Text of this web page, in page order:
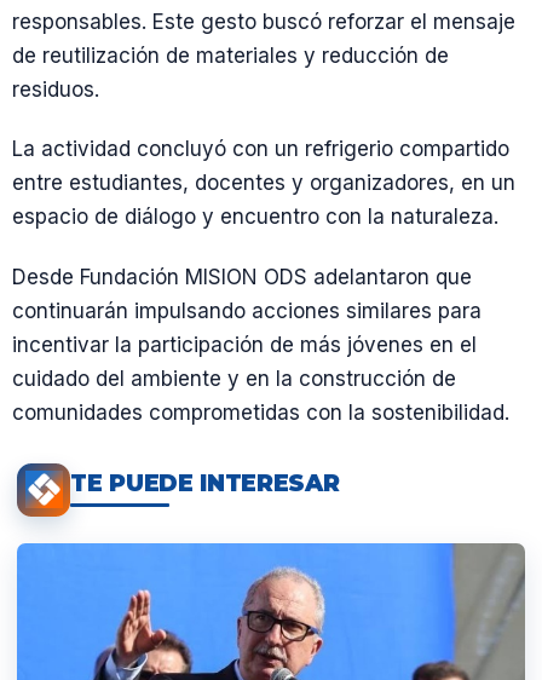
responsables. Este gesto buscó reforzar el mensaje
de reutilización de materiales y reducción de
residuos.
La actividad concluyó con un refrigerio compartido
entre estudiantes, docentes y organizadores, en un
espacio de diálogo y encuentro con la naturaleza.
Desde Fundación MISION ODS adelantaron que
continuarán impulsando acciones similares para
incentivar la participación de más jóvenes en el
cuidado del ambiente y en la construcción de
comunidades comprometidas con la sostenibilidad.
TE PUEDE INTERESAR